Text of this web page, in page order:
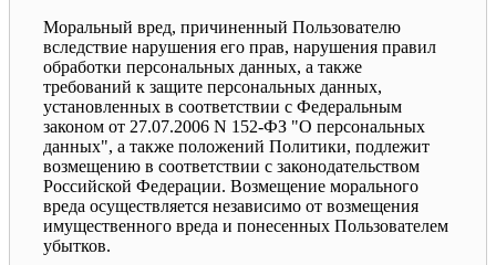
Моральный вред, причиненный Пользователю
вследствие нарушения его прав, нарушения правил
обработки персональных данных, а также
требований к защите персональных данных,
установленных в соответствии с Федеральным
законом от 27.07.2006 N 152-ФЗ "О персональных
данных", а также положений Политики, подлежит
возмещению в соответствии с законодательством
Российской Федерации. Возмещение морального
вреда осуществляется независимо от возмещения
имущественного вреда и понесенных Пользователем
убытков.